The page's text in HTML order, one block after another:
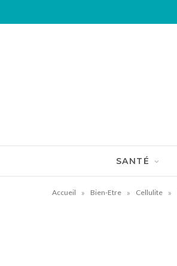
SANTÉ
Accueil » Bien-Etre » Cellulite »